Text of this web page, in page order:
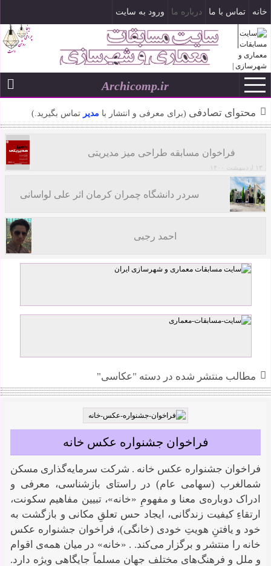
خانه تماس با ما درباره ما ورود به سایت
ثبت نام
۱۸ مرداد ۱۴۰۵Archicomp.ir
محتوای تصادفی (برای معرفی و انتشار با مدیر تماس بگیرید.)
فراخوان مسابقه طراحی میز مدیریتی
۱۳ اردیبهشت ۱۴۰۰
سردر دانشگاه چمران کرمان اثر علی لواسانی
احمد رجبی
مطالب منتشر شده در دسته "عکاسی"
فراخوان جشنواره‌ عکس خانه
فراخوان جشنواره‌ عکس خانه . شرکت سرمایه‌گذاری مسکن
شمالغرب (سهامی عام) در راستای بازشناسی، معرفی و
ادراک دوباره‌ی معنا و مفهومِ «خانه»، تبیین مفاهیم سکونت،
ارتقاءِ کیفیت زندگانی، ایجاد حس تعلقِ مکانی و بازگشت به
خود و یافتنِ هویتِ خودی (خانگی)، فراخوان جشنواره‌ عکس
خانه را منتشر و برگزار می‌کند. . «خانه» در میان همه‌ی اقوام
و ملل و فرهنگ‌های مختلف جهان مسلماً جایگاهی ویژه دارد.